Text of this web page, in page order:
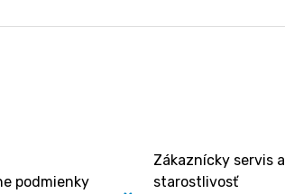
podmienky
Zákaznícky servis a
starostlivosť